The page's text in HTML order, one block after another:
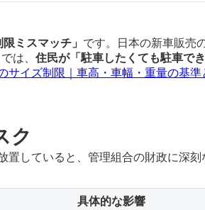
ミスマッチ」 です。日本の新車販売
は、 住民が「駐車したくても駐車で
サイズ制限｜車高・車幅・重量の基
ク
していると、管理組合の財政に深
具体的な影響